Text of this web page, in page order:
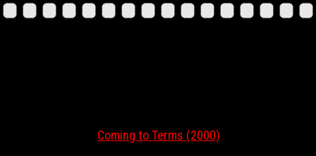
Coming to Terms (2000)